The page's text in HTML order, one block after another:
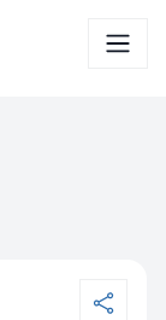
a maturidade